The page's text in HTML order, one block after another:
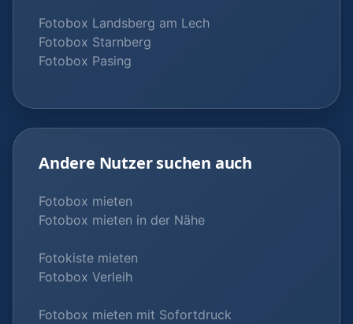
Fotobox Landsberg am Lech
Fotobox Starnberg
Fotobox Pasing
Andere Nutzer suchen auch
Fotobox mieten
Fotobox mieten in der Nähe
Fotokiste mieten
Fotobox Verleih
Fotobox mieten mit Sofortdruck